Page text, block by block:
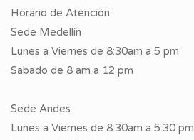
Horario de Atención:
Sede Medellín
Lunes a Viernes de 8:30am a 5 pm
Sabado de 8 am a 12 pm
Sede Andes
Lunes a Viernes de 8:30am a 5:30 pm